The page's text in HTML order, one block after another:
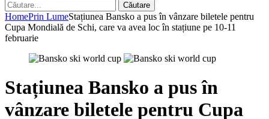
Căutare
HomePrin LumeStațiunea Bansko a pus în vânzare biletele pentru
Cupa Mondială de Schi, care va avea loc în stațiune pe 10-11
februarie
Stațiunea Bansko a pus în
vânzare biletele pentru Cupa